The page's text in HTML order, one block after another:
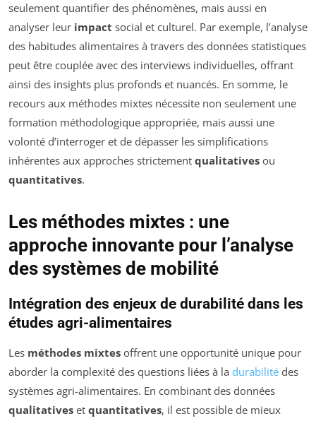
seulement quantifier des phénomènes, mais aussi en
analyser leur impact social et culturel. Par exemple, l’analyse
des habitudes alimentaires à travers des données statistiques
peut être couplée avec des interviews individuelles, offrant
ainsi des insights plus profonds et nuancés. En somme, le
recours aux méthodes mixtes nécessite non seulement une
formation méthodologique appropriée, mais aussi une
volonté d’interroger et de dépasser les simplifications
inhérentes aux approches strictement qualitatives ou
quantitatives.
Les méthodes mixtes : une
approche innovante pour l’analyse
des systèmes de mobilité
Intégration des enjeux de durabilité dans les
études agri-alimentaires
Les méthodes mixtes offrent une opportunité unique pour
aborder la complexité des questions liées à la durabilité des
systèmes agri-alimentaires. En combinant des données
qualitatives et quantitatives, il est possible de mieux